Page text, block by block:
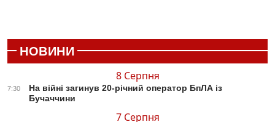
НОВИНИ
8 Серпня
7:30
На війні загинув 20-річний оператор БпЛА із
Бучаччини
7 Серпня